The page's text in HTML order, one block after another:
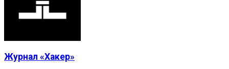
Журнал «Хакер»